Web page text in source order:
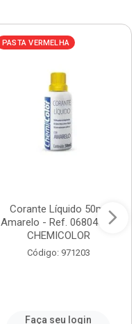
PASTA VERMELHA
Corante Líquido 50ml
Amarelo - Ref. 0680468 -
CHEMICOLOR
Código: 971203
Faça seu login